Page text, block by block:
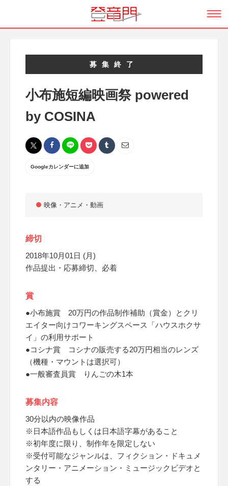
募集終了
小布施短編映画祭 powered
by COSINA
Googleカレンダーに追加
映像・アニメ・動画
締切
2018年10月01日 (月)
作品提出・応募締切、必着
賞
●小布施賞 20万円の作品制作補助（賞金）とクリ
エイター向けコワーキングスペース「ハウスホクサ
イ」の利用サポート
●コシナ賞 コシナの販売する20万円相当のレンズ
（機種・マウントは選択可）
●一般審査員賞 りんごの木1本
募集内容
30分以内の映像作品
※日本語作品もしくは日本語字幕があること
※初年度に限り、制作年を限定しない
※受付可能なジャンルは、フィクション・ドキュメ
ンタリー・アニメーション・ミュージックビデオと
する